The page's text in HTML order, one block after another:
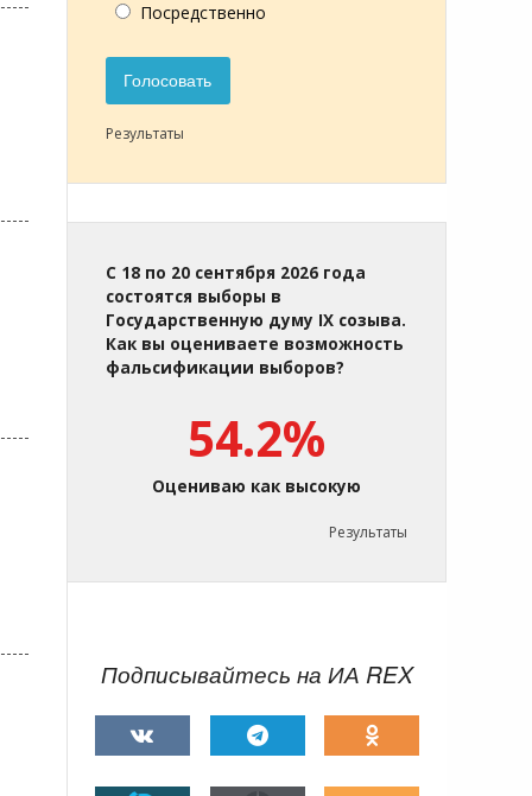
Посредственно
Голосовать
Результаты
С 18 по 20 сентября 2026 года
состоятся выборы в
Государственную думу IX созыва.
Как вы оцениваете возможность
фальсификации выборов?
54.2%
Оцениваю как высокую
Результаты
Подписывайтесь на ИА REX